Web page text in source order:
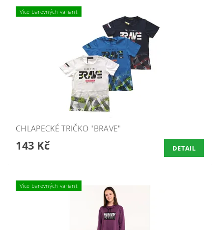
Více barevných variant
CHLAPECKÉ TRIČKO "BRAVE"
143 Kč DETAIL
Více barevných variant